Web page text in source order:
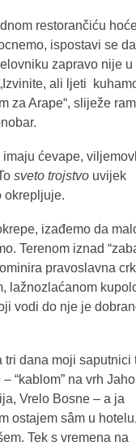
restorančiću
ispostavi se
zapravo nije u
ali ljeti
za Arape“, sliježe
imaju ćevape,
sveto trojstvouvijek
okrepljuje.
izađemo da
Terenom iznad
pravoslavna
lažnozlaćanom
vodi do nje je
tri dana moji saputnici
“kablom” na vrh
Vrelo Bosne – a ja
ostajem sâm u
Tek s vremena na